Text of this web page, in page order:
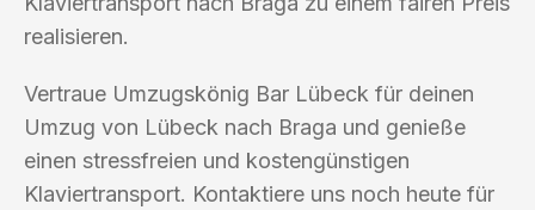
realisieren.
Vertraue Umzugskönig Bar Lübeck für deinen
Umzug von Lübeck nach Braga und genieße
einen stressfreien und kostengünstigen
Klaviertransport. Kontaktiere uns noch heute für